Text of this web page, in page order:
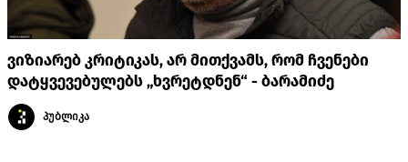
ვიზიარებ კრიტიკას, არ მითქვამს, რომ ჩვენები
დატყვევებულებს „ხვრეტდნენ“ - ბარამიძე
პუბლიკა